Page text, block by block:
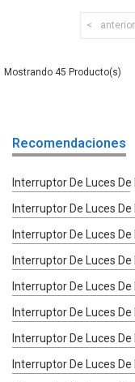
anterior
45
Recomendaciones
Interruptor De Luces De
Interruptor De Luces
Interruptor De Luces
Interruptor De Luces
Interruptor De Luces
Interruptor De Luces
Interruptor De Luces
Interruptor De Luces